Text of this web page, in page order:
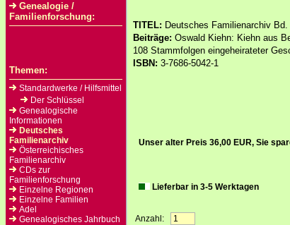
Genealogie /
Familienforschung:
Themen:
Standardwerke / Hilfsmittel
Der Schlüssel
Genealogische
Informationen
Deutsches
Familienarchiv
Österreichisches
Familienarchiv
CDs zur
Familienforschung
Einzelne Regionen
Einzelne Familien
Adel
Genealogisches Jahrbuch
TITEL: Deutsches Familienarchiv
Beiträge: Oswald Kiehn: Kiehn aus
108 Stammfolgen eingeheirateter
ISBN: 3-7686-5042-1
Unser alter Preis 36,00 EUR, Sie
Lieferbar in 3-5 Werktagen
Anzahl: